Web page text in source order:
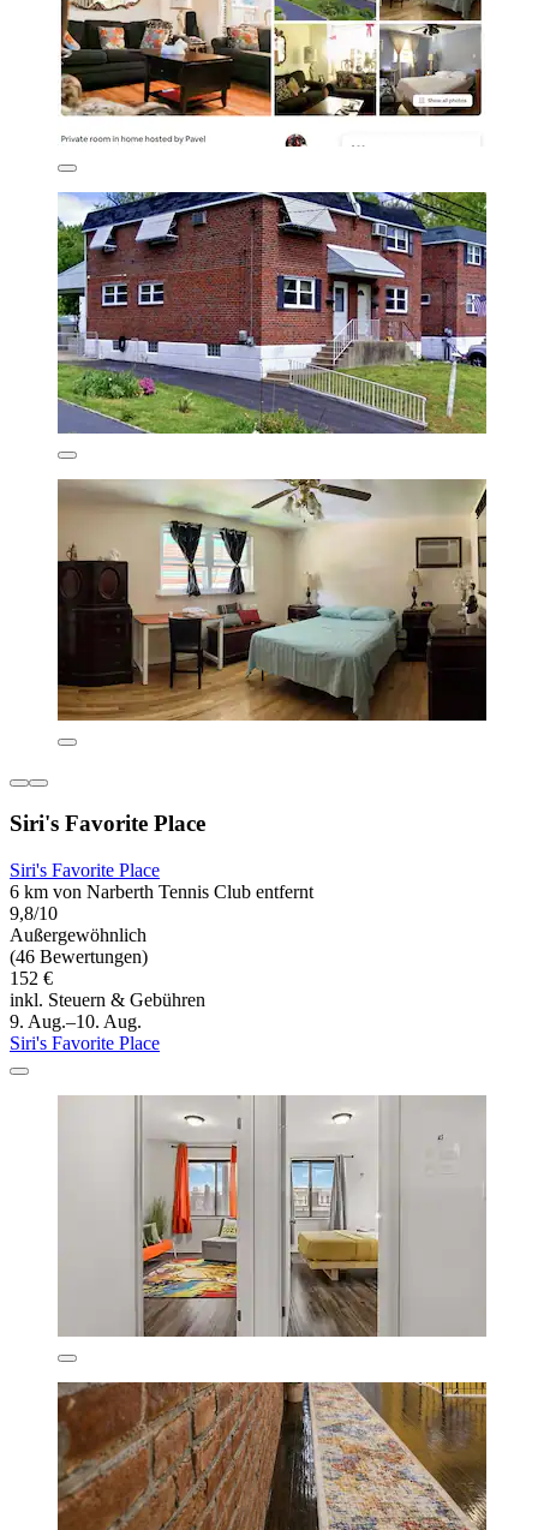
Siri's Favorite Place
Siri's Favorite Place
6 km von Narberth Tennis Club entfernt
9,8/10
Außergewöhnlich
(46 Bewertungen)
152 €
inkl. Steuern & Gebühren
9. Aug.–10. Aug.
Siri's Favorite Place